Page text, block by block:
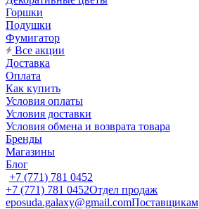
Горшки
Подушки
Фумигатор
Все акции
Доставка
Оплата
Как купить
Условия оплаты
Условия доставки
Условия обмена и возврата товара
Бренды
Магазины
Блог
+7 (771) 781 0452
+7 (771) 781 0452Отдел продаж
eposuda.galaxy@gmail.comПоставщикам